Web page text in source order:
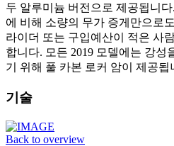
두 알루미늄 버전으로 제공됩니
에 비해 소량의 무가 증게만으로
라이더 또는 구입예산이 적은 사
합니다. 모든 2019 모델에는 강성
기 위해 풀 카본 로커 암이 제공됩
기술
Back to overview